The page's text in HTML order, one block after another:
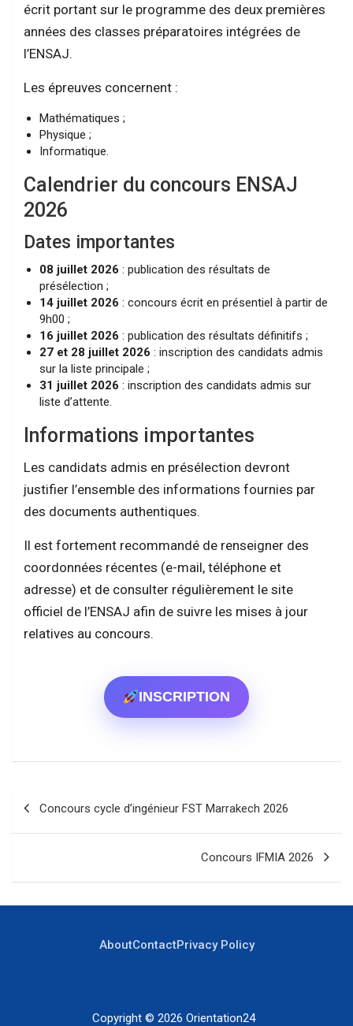
écrit portant sur le programme des deux premières
années des classes préparatoires intégrées de
l’ENSAJ.
Les épreuves concernent :
Mathématiques ;
Physique ;
Informatique.
Calendrier du concours ENSAJ
2026
Dates importantes
08 juillet 2026 : publication des résultats de
présélection ;
14 juillet 2026 : concours écrit en présentiel à partir de
9h00 ;
16 juillet 2026 : publication des résultats définitifs ;
27 et 28 juillet 2026 : inscription des candidats admis
sur la liste principale ;
31 juillet 2026 : inscription des candidats admis sur
liste d’attente.
Informations importantes
Les candidats admis en présélection devront
justifier l’ensemble des informations fournies par
des documents authentiques.
Il est fortement recommandé de renseigner des
coordonnées récentes (e-mail, téléphone et
adresse) et de consulter régulièrement le site
officiel de l’ENSAJ afin de suivre les mises à jour
relatives au concours.
INSCRIPTION
Concours cycle d’ingénieur FST Marrakech 2026
Concours IFMIA 2026
AboutContactPrivacy Policy
Copyright © 2026 Orientation24